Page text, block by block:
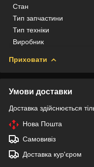
Стан
Тип запчастини
Тип техніки
Виробник
Приховати
Умови доставки
Доставка здійснюється
Нова Пошта
Самовивіз
Доставка кур'єром